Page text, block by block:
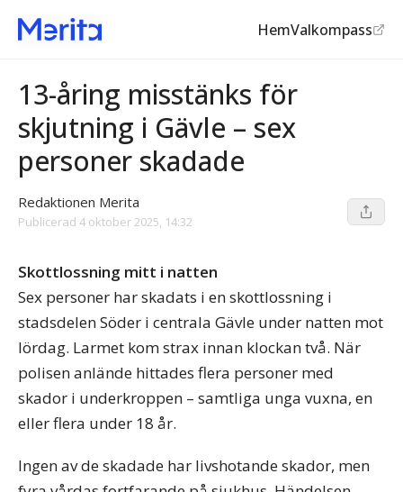
HemValkompass
Skjutningar
13-åring misstänks för
skjutning i Gävle – sex
personer skadade
Redaktionen Merita
Publicerad 4 oktober 2025, 14:32
Skottlossning mitt i natten
Sex personer har skadats i en skottlossning i
stadsdelen Söder i centrala Gävle under natten mot
lördag. Larmet kom strax innan klockan två. När
polisen anlände hittades flera personer med
skador i underkroppen – samtliga unga vuxna, en
eller flera under 18 år.
Ingen av de skadade har livshotande skador, men